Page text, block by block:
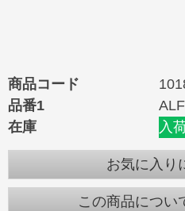
商品コード
品番1
在庫
入
お気に入り
この商品につい